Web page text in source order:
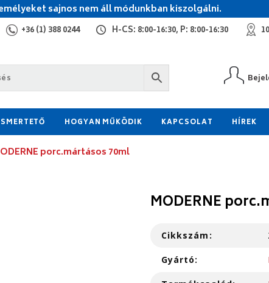
sajnos nem áll módunkban kiszolgálni.
+36 (1) 388 0244 H-CS: 8:00-16:30, P: 8:00-16:30
HOGYAN MŰKÖDIK KAPCSOLAT HÍREK
porc.mártásos 70ml
MODERNE
Cikkszám:
Gyártó: